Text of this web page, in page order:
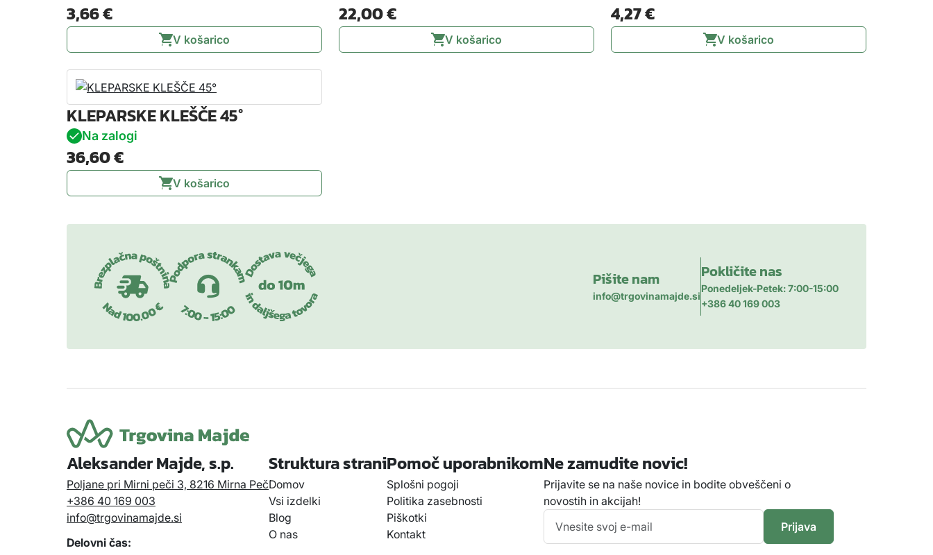
3,66€
V košarico
22,00€
V košarico
4,27€
V košarico
KLEPARSKE KLEŠČE 45°
Na zalogi
36,60€
V košarico
Pišite nam
info@trgovinamajde.si
Pokličite nas
Ponedeljek-Petek: 7:00-15:00
+386 40 169 003
Aleksander Majde, s.p.
Poljane pri Mirni peči 3, 8216 Mirna Peč
+386 40 169 003
info@trgovinamajde.si
Delovni čas:
Struktura strani
Domov
Vsi izdelki
Blog
O nas
Pomoč uporabnikom
Splošni pogoji
Politika zasebnosti
Piškotki
Kontakt
Ne zamudite novic!
Prijavite se na naše novice in bodite obveščeni o
novostih in akcijah!
Prijava